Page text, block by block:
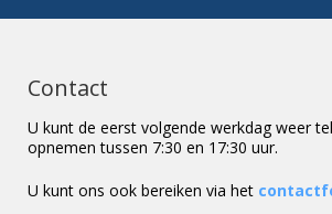
Contact
U kunt de eerst volgende werkdag weer
opnemen tussen 7:30 en 17:30 uur.
U kunt ons ook bereiken via het